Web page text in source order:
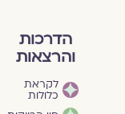
הדרכות
והרצאות
לקראת
כלולות